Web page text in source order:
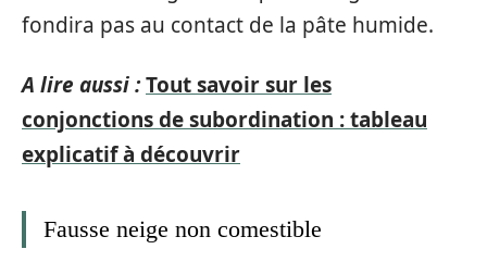
fondira pas au contact de la pâte humide.
A lire aussi :Tout savoir sur les
conjonctions de subordination : tableau
explicatif à découvrir
Fausse neige non comestible